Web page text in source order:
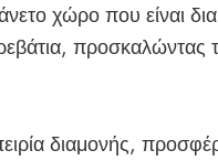
χώρο που είναι
προσκαλώντας
διαμονής,